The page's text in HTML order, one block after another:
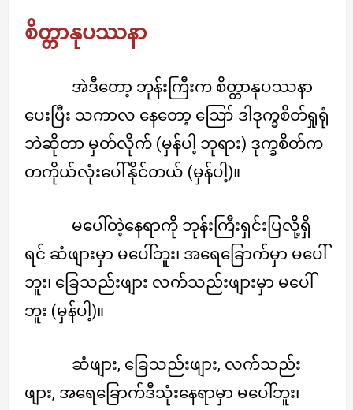
စိတ္တာနုပဿနာ
အဲဒီတော့ ဘုန်းကြီးက စိတ္တာနုပဿနာ
ပေးပြီး သကာလ နေတော့ ဪ ဒါဒုက္ခစိတ်ရှုရုံ
ဘဲဆိုတာ မှတ်လိုက် (မှန်ပါ့ ဘုရား) ဒုက္ခစိတ်က
တကိုယ်လုံးပေါ်နိုင်တယ် (မှန်ပါ့)။
မပေါ်တဲ့နေရာကို ဘုန်းကြီးရှင်းပြလို့ရှိ
ရင် ဆံဖျားမှာ မပေါ်ဘူး၊ အရေခြောက်မှာ မပေါ်
ဘူး၊ ခြေသည်းဖျား လက်သည်းဖျားမှာ မပေါ်
ဘူး (မှန်ပါ့)။
ဆံဖျား, ခြေသည်းဖျား, လက်သည်း
ဖျား, အရေခြောက်ဒီသုံးနေရာမှာ မပေါ်ဘူး၊